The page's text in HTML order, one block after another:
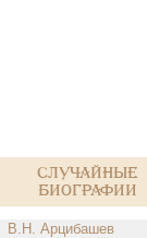
Случайные
биографии
В.Н. Арцибашев